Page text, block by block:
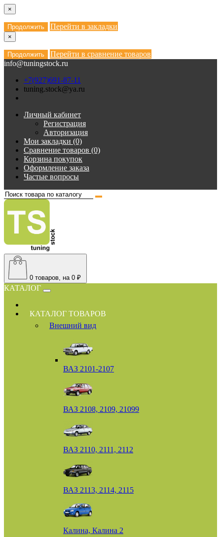
×
Продолжить Перейти в закладки
×
Продолжить
Перейти в сравнение товаров
info@tuningstock.ru
+7(927)691-87-11
tuning.stock@ya.ru
Личный кабинет
Регистрация
Авторизация
Мои закладки (0)
Сравнение товаров (0)
Корзина покупок
Оформление заказа
Частые вопросы
0 товаров, на 0 ₽
КАТАЛОГ
КАТАЛОГ ТОВАРОВ
Внешний вид
ВАЗ 2101-2107
ВАЗ 2108, 2109, 21099
ВАЗ 2110, 2111, 2112
ВАЗ 2113, 2114, 2115
Калина, Калина 2